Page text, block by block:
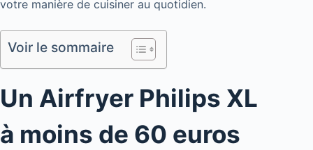
votre manière de cuisiner au quotidien.
Voir le sommaire
Un Airfryer Philips XL
à moins de 60 euros